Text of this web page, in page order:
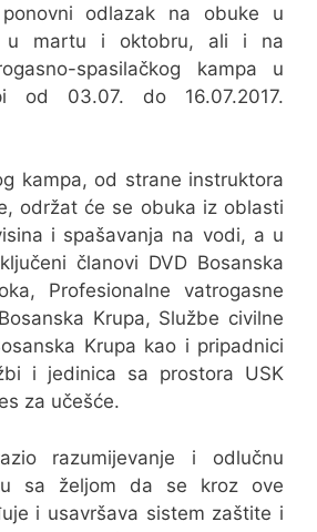
odlazak na obuke u
u martu i oktobru, ali i na
spasilačkog kampa u
od 03.07. do 16.07.2017.
kampa, od strane instruktora
održat će se obuka iz oblasti
i spašavanja na vodi, a u
članovi DVD Bosanska
Profesionalne vatrogasne
Krupa, Službe civilne
Krupa kao i pripadnici
i jedinica sa prostora USK
za učešće.
razumijevanje i odlučnu
sa željom da se kroz ove
i usavršava sistem zaštite i